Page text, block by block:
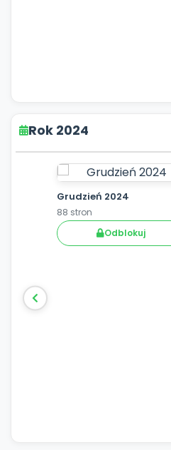
Rok 2024
Grudzień 2024
88 stron
Odblokuj